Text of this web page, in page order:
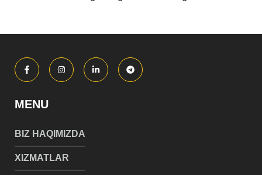
MENU
BIZ HAQIMIZDA
XIZMATLAR